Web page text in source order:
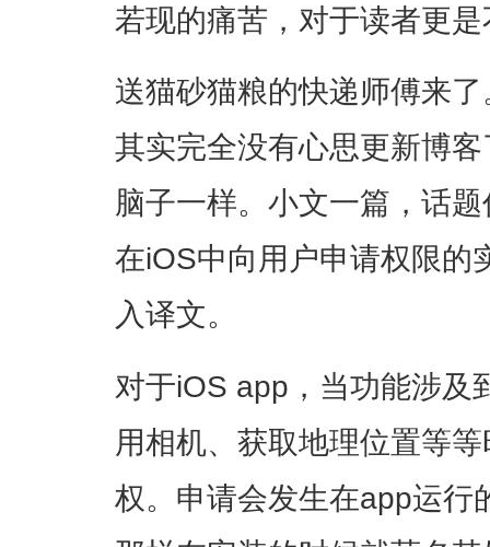
若现的痛苦，对于读者更
送猫砂猫粮的快递师傅来
其实完全没有心思更新博
脑子一样。小文一篇，话
在iOS中向用户申请权限的
入译文。
对于iOS app，当功能涉及
用相机、获取地理位置等
权。申请会发生在app运行